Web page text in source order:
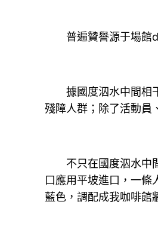
普遍贊譽源于場館
據國度泅水中間相干
殘障人群；除了活動員
不只在國度泅水中間
口應用平坡進口，一
藍色，調配成我咖啡館